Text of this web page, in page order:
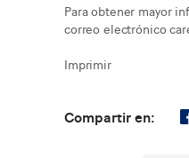
Para obtener mayor
correo electrónico
Imprimir
Compartir en: